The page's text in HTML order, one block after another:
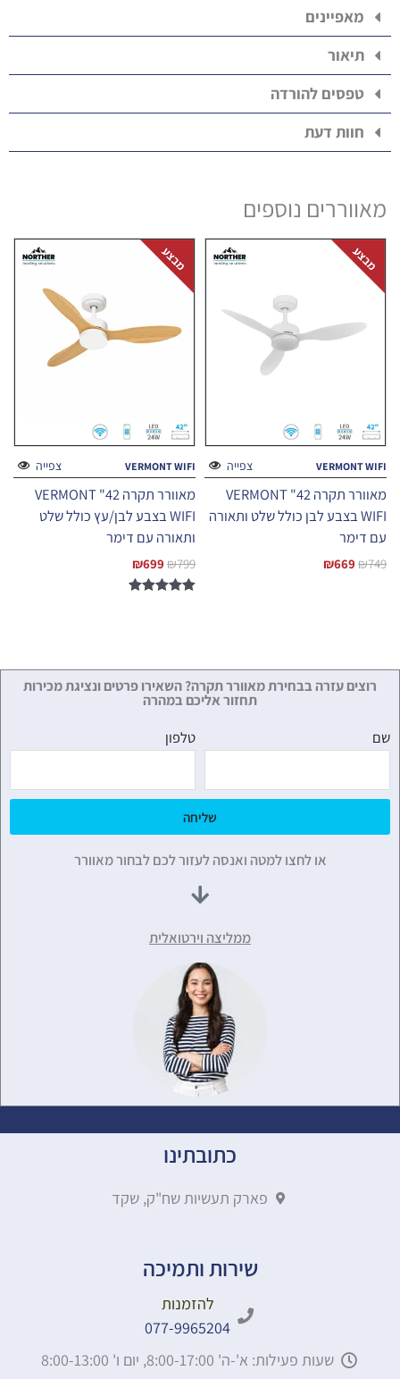
מאפיינים
תיאור
טפסים להורדה
חוות דעת
מאווררים נוספים
צפייה VERMONT WIFI
מאוורר תקרה 42" VERMONT
WIFI בצבע לבן כולל שלט ותאורה
עם דימר
₪749
₪669
צפייה VERMONT WIFI
מאוורר תקרה 42" VERMONT
WIFI בצבע לבן/עץ כולל שלט
ותאורה עם דימר
₪799
₪699
רוצים עזרה בבחירת מאוורר תקרה? השאירו פרטים ונציגת מכירות
תחזור אליכם במהרה
שם טלפון
שליחה
או לחצו למטה ואנסה לעזור לכם לבחור מאוורר
ממליצה וירטואלית
כתובתינו
פארק תעשיות שח"ק, שקד
שירות ותמיכה
להזמנות
077-9965204
שעות פעילות: א'-ה' 8:00-17:00, יום ו' 8:00-13:00